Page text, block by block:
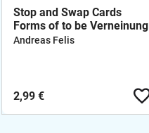
Stop and Swap Cards
Forms of to be Verneinung
Andreas Felis
2,99 €